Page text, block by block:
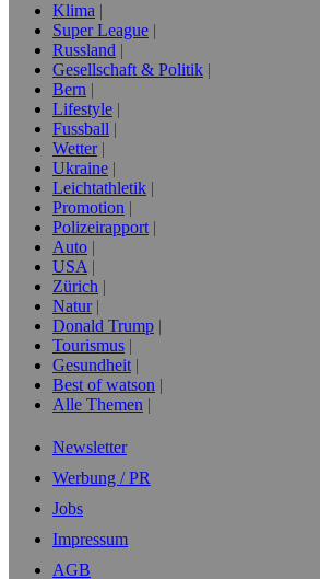
Klima
Super League
Russland
Gesellschaft & Politik
Bern
Lifestyle
Fussball
Wetter
Ukraine
Leichtathletik
Promotion
Polizeirapport
Auto
USA
Zürich
Natur
Donald Trump
Tourismus
Gesundheit
Best of watson
Alle Themen
Newsletter
Werbung / PR
Jobs
Impressum
AGB